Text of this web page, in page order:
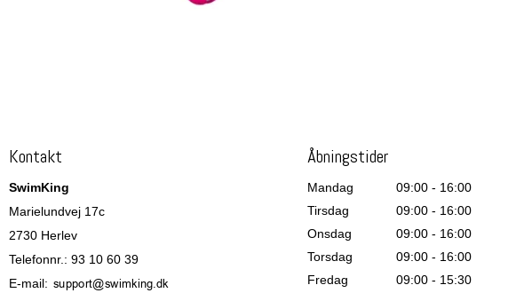
Kontakt
SwimKing
Marielundvej 17c
2730 Herlev
Telefonnr.: 93 10 60 39
E-mail:
Åbningstider
Mandag
09:00 - 16:00
Tirsdag
09:00 - 16:00
Onsdag
09:00 - 16:00
Torsdag
09:00 - 16:00
Fredag
09:00 - 15:30